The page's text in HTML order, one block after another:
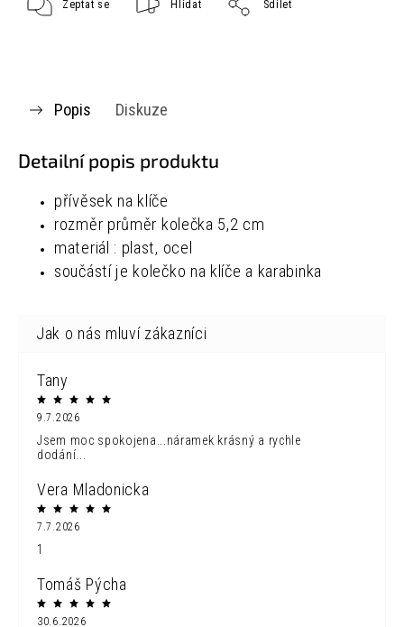
Zeptat se Hlídat Sdílet
Popis Diskuze
Detailní popis produktu
přívěsek na klíče
rozměr průměr kolečka 5,2 cm
materiál : plast, ocel
součástí je kolečko na klíče a karabinka
Tany
9.7.2026
Jsem moc spokojena...náramek krásný a rychle
dodání...
Vera Mladonicka
7.7.2026
1
Tomáš Pýcha
30.6.2026